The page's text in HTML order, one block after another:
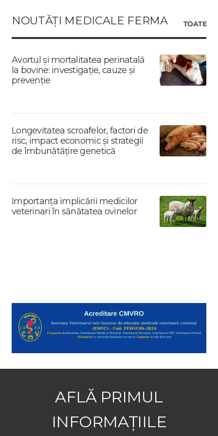
NOUTĂȚI MEDICALE FERMA TOATE
Avortul și mortalitatea perinatală
la bovine: investigație, cauze și
prevenție
Longevitatea scroafelor, factori de
risc, impact economic și strategii
de îmbunătățire genetică
Importanța implicării medicilor
veterinari în sănătatea ovinelor
AFLĂ PRIMUL
INFORMAȚIILE